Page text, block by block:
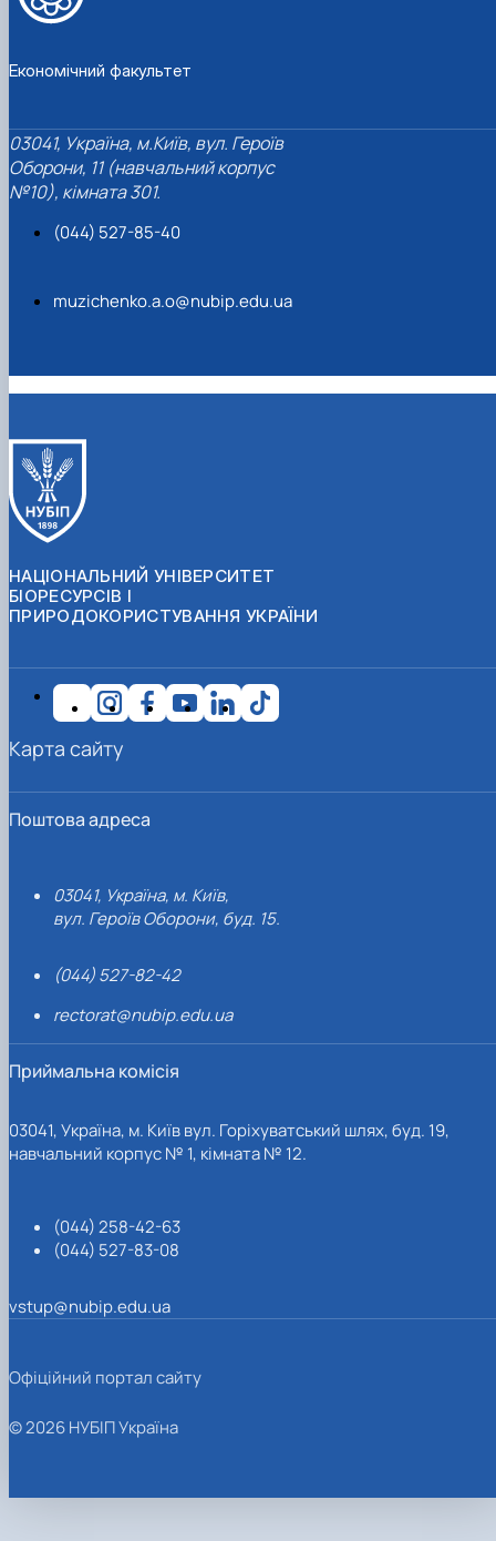
Економічний факультет
03041, Україна, м.Київ, вул. Героїв
Оборони, 11 (навчальний корпус
№10), кімната 301.
(044) 527-85-40
muzichenko.a.o@nubip.edu.ua
НАЦІОНАЛЬНИЙ УНІВЕРСИТЕТ
БІОРЕСУРСІВ І
ПРИРОДОКОРИСТУВАННЯ УКРАЇНИ
Поштова адреса
03041, Україна, м. Київ,
вул. Героїв Оборони, буд. 15.
(044) 527-82-42
rectorat@nubip.edu.ua
Приймальна комісія
03041, Україна, м. Київ вул. Горіхуватський шлях, буд. 19,
навчальний корпус № 1, кімната № 12.
(044) 258-42-63
(044) 527-83-08
vstup@nubip.edu.ua
Карта сайту
Офіційний портал сайту
© 2026 НУБІП Україна